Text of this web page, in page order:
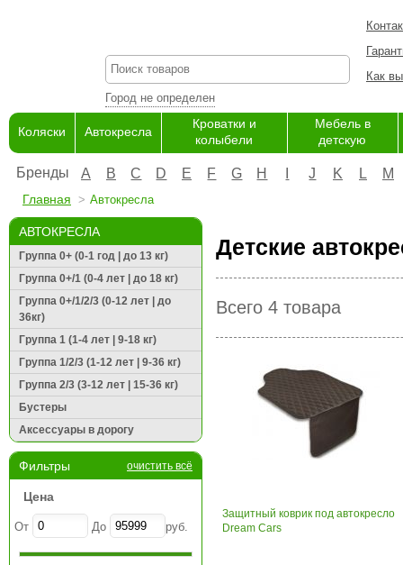
Город не определен
Как
Коляски Автокресла
Кроватки и
колыбели
Мебель в
детскую
Бренды A B C D E F G H J K L M
Главная Автокресла
АВТОКРЕСЛА
Группа 0+ (0-1 год | до 13 кг)
Группа 0+/1 (0-4 лет | до 18 кг)
Группа 0+/1/2/3 (0-12 лет | до
36кг)
Группа 1 (1-4 лет | 9-18 кг)
Группа 1/2/3 (1-12 лет | 9-36 кг)
Группа 2/3 (3-12 лет | 15-36 кг)
Бустеры
Аксессуары в дорогу
Фильтры очистить всё
Цена
От До руб.
Детские
Всего 4 товара
Защитный коврик под автокресло
Dream Cars